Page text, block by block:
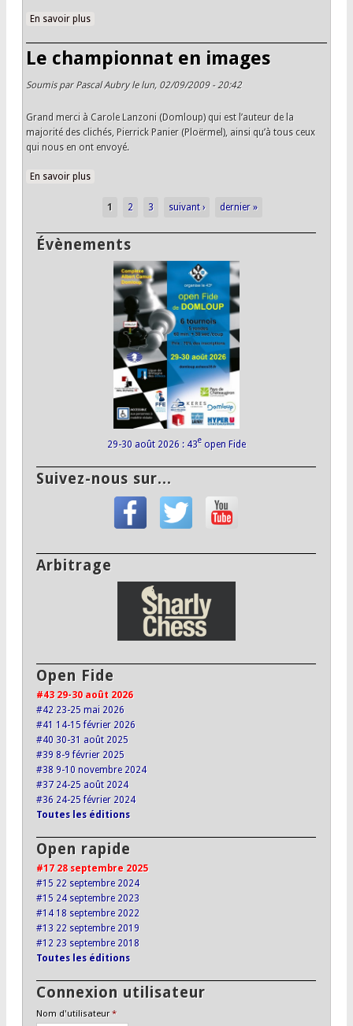
En savoir plusà propos de Le Bretagne jeunes en direct !
Le championnat en images
Soumis parPascal Aubryle lun, 02/09/2009 - 20:42
Grand merci à Carole Lanzoni (Domloup) qui est l’auteur de la
majorité des clichés, Pierrick Panier (Ploërmel), ainsi qu’à tous ceux
qui nous en ont envoyé.
En savoir plusà propos de Le championnat en images
1 2 3 suivant › dernier »
Évènements
29-30 août 2026 : 43eopen Fide
Suivez-nous sur...
Arbitrage
Open Fide
#43 29-30 août 2026
#42 23-25 mai 2026
#41 14-15 février 2026
#40 30-31 août 2025
#39 8-9 février 2025
#38 9-10 novembre 2024
#37 24-25 août 2024
#36 24-25 février 2024
Toutes les éditions
Open rapide
#17 28 septembre 2025
#15 22 septembre 2024
#15 24 septembre 2023
#14 18 septembre 2022
#13 22 septembre 2019
#12 23 septembre 2018
Toutes les éditions
Connexion utilisateur
Nom d'utilisateur*